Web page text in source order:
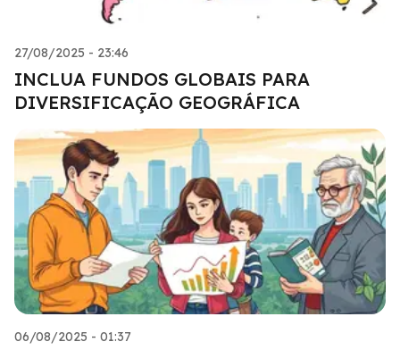
27/08/2025 - 23:46
INCLUA FUNDOS GLOBAIS PARA
DIVERSIFICAÇÃO GEOGRÁFICA
06/08/2025 - 01:37